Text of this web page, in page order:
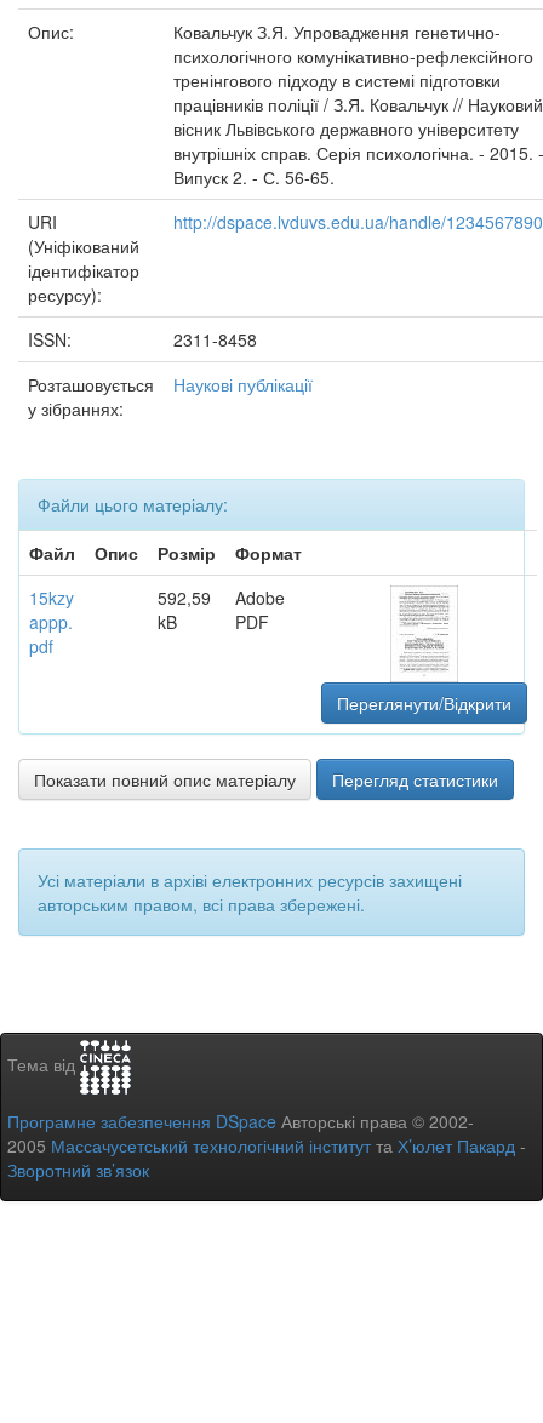
Опис:
Ковальчук З.Я. Упровадження генетично-
психологічного комунікативно-рефлексійного
тренінгового підходу в системі підготовки
працівників поліції / З.Я. Ковальчук // Науковий
вісник Львівського державного університету
внутрішніх справ. Серія психологічна. - 2015. -
Випуск 2. - С. 56-65.
URI
(Уніфікований
ідентифікатор
ресурсу):
http://dspace.lvduvs.edu.ua/handle/
ISSN:
2311-8458
Розташовується
у зібраннях:
Наукові публікації
Файли цього матеріалу:
Файл
Опис Розмір
Формат
15kzy
appp.
pdf
592,59
kB
Adobe
PDF
Переглянути/Відкрити
Показати повний опис матеріалу Перегляд статистики
Усі матеріали в архіві електронних ресурсів захищені
авторським правом, всі права збережені.
Тема від
Програмне забезпечення DSpace Авторські права © 2002-
2005 Массачусетський технологічний інститутта Х’юлет Пакард -
Зворотний зв’язок